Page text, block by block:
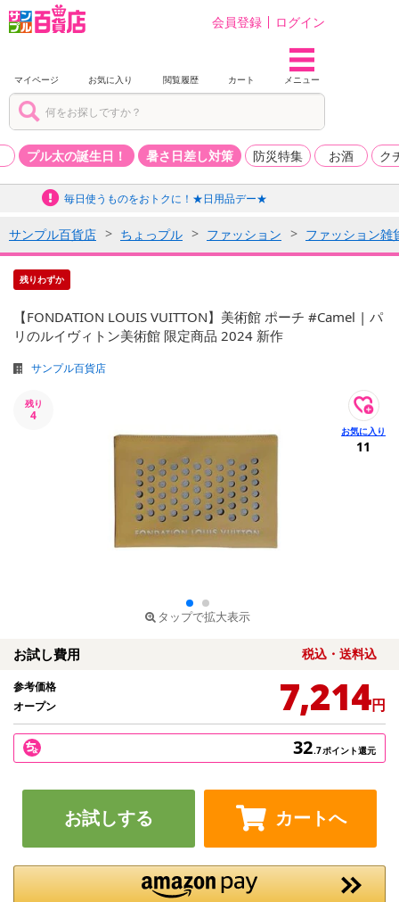
会員登録 ログイン
マイページ お気に入り 閲覧履歴 カート メニュー
プル太の誕生日！ 暑さ日差し対策 防災特集 お酒 ク
毎日使うものをおトクに！★日用品デー★
サンプル百貨店 ちょっプル ファッション ファッション雑
残りわずか
【FONDATION LOUIS VUITTON】美術館 ポーチ #Camel | パ
リのルイヴィトン美術館 限定商品 2024 新作
サンプル百貨店
残り
4
タップで拡大表示
11
お試し費用 税込・送料込
参考価格
オープン
7,214円
32.7ポイント還元
お試しする カートへ